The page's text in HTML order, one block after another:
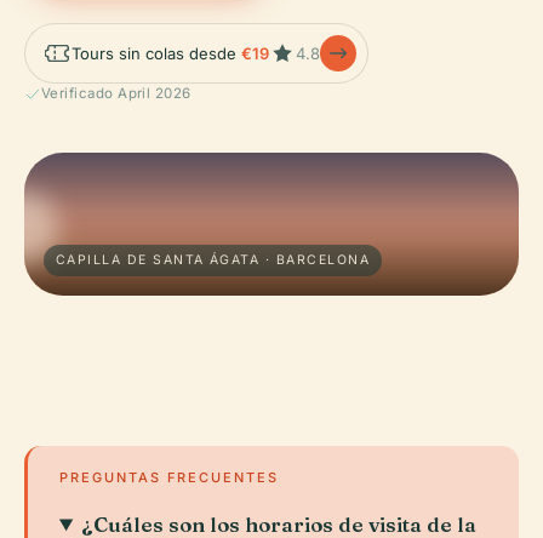
Tours sin colas desde €19 4.8
Verificado April 2026
CAPILLA DE SANTA ÁGATA · BARCELONA
PREGUNTAS FRECUENTES
¿Cuáles son los horarios de visita de la